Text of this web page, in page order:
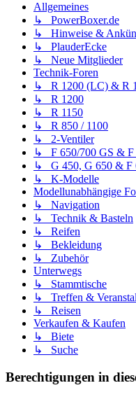
Allgemeines
↳ PowerBoxer.de
↳ Hinweise &
↳ PlauderEcke
↳ Neue Mitglieder
Technik-Foren
↳ R 1200 (LC) & R
↳ R 1200
↳ R 1150
↳ R 850 / 1100
↳ 2-Ventiler
↳ F 650/700 GS & F
↳ G 450, G 650 & F
↳ K-Modelle
Modellunabhängige
↳ Navigation
↳ Technik & Basteln
↳ Reifen
↳ Bekleidung
↳ Zubehör
Unterwegs
↳ Stammtische
↳ Treffen &
↳ Reisen
Verkaufen & Kaufen
↳ Biete
↳ Suche
Berechtigungen in